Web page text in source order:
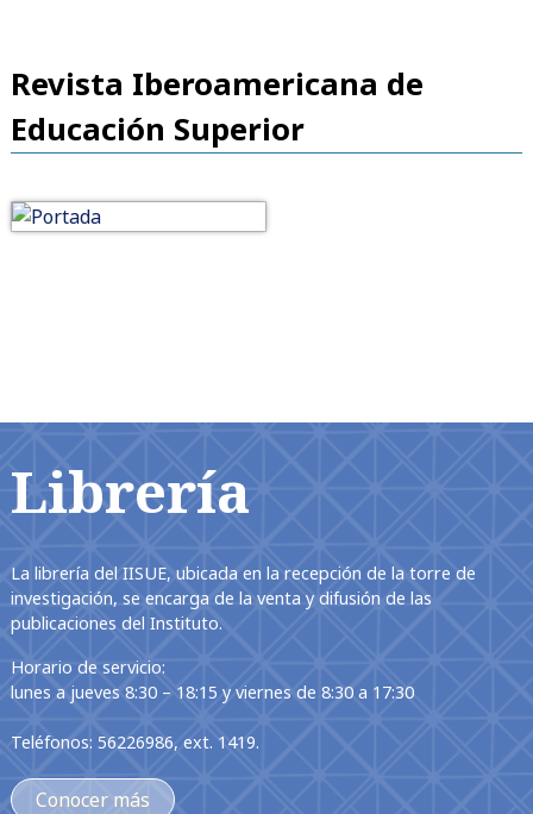
Revista Iberoamericana de
Educación Superior
Librería
La librería del IISUE, ubicada en la recepción de la torre de
investigación, se encarga de la venta y difusión de las
publicaciones del Instituto.
Horario de servicio:
lunes a jueves 8:30 – 18:15 y viernes de 8:30 a 17:30
Teléfonos: 56226986, ext. 1419.
Conocer más